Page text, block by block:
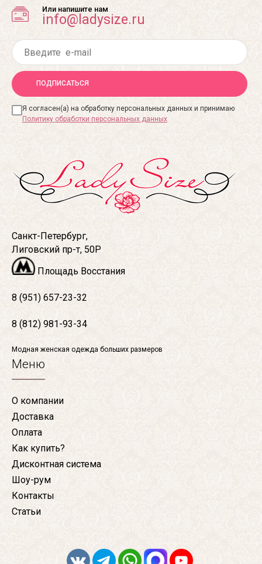
Или напишите нам
info@ladysize.ru
ПОДПИСАТЬСЯ
Я согласен(а) на обработку персональных данных и принимаю
Политику обработки персональных данных
Санкт-Петербург,
Лиговский пр-т, 50Р
Площадь Восстания
8 (951) 657-23-32
8 (812) 981-93-34
Модная женская одежда больших размеров
Меню
О компании
Доставка
Оплата
Как купить?
Дисконтная система
Шоу-рум
Контакты
Статьи